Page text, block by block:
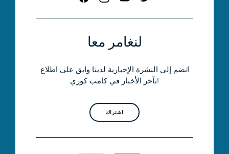
لنغامر معا
انضم إلى النشرة الإخبارية لدينا وابق على اطلاع
بآخر الأخبار في كامب كوري!
اشتراك